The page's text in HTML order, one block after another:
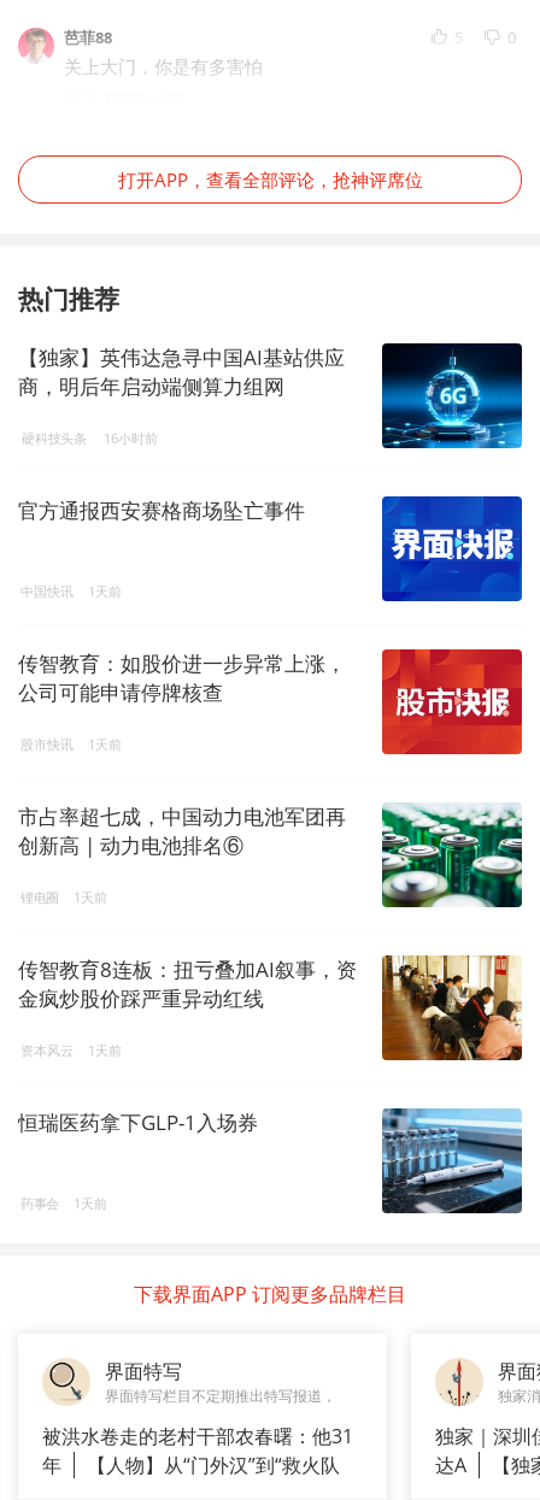
芭菲88 5 0
关上大门，你是有多害怕
打开APP，查看全部评论，抢神评席位
热门推荐
【独家】英伟达急寻中国AI基站供应
商，明后年启动端侧算力组网
硬科技头条 16小时前
官方通报西安赛格商场坠亡事件
中国快讯 1天前
传智教育：如股价进一步异常上涨，
公司可能申请停牌核查
股市快讯 1天前
市占率超七成，中国动力电池军团再
创新高 | 动力电池排名⑥
锂电圈 1天前
传智教育8连板：扭亏叠加AI叙事，资
金疯炒股价踩严重异动红线
资本风云 1天前
恒瑞医药拿下GLP-1入场券
药事会 1天前
下载界面APP 订阅更多品牌栏目
界面特写
界面特写栏目不定期推出特写报道，
被洪水卷走的老村干部农春曙：他31
年
【人物】从“门外汉”到“救火队
界
独家
独家｜深圳
达A
【